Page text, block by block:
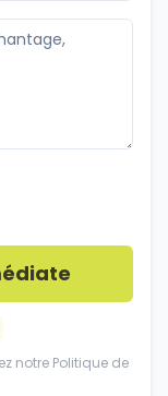
notre Politique de